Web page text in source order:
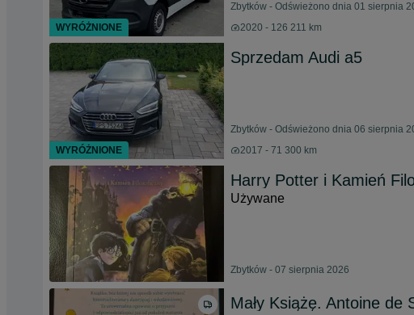
Zbytków - Odświeżono dnia 01 sierpnia
2020 - 126 211 km
Sprzedam Audi a5
Zbytków - Odświeżono dnia 06 sierpnia
2017 - 71 300 km
Harry Potter i Kamień
Używane
Zbytków - 07 sierpnia 2026
Mały Książę. Antoine de
WYRÓŻNIONE
WYRÓŻNIONE